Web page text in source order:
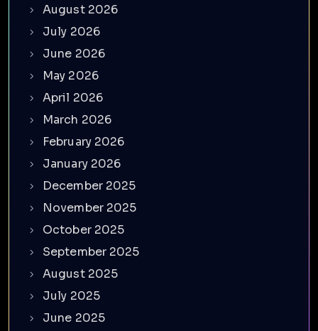
August 2026
July 2026
June 2026
May 2026
April 2026
March 2026
February 2026
January 2026
December 2025
November 2025
October 2025
September 2025
August 2025
July 2025
June 2025